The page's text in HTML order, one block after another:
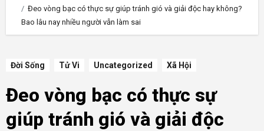
Đeo vòng bạc có thực sự giúp tránh gió và giải độc hay không?
Bao lâu nay nhiều người vẫn làm sai
Đời Sống Tử Vi Uncategorized Xã Hội
Đeo vòng bạc có thực sự
giúp tránh gió và giải độc